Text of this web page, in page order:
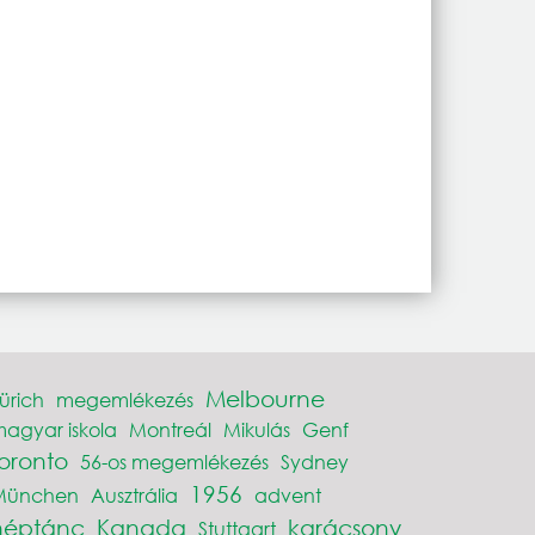
megemlékezés Melbourne
iskola Montreál Mikulás Genf
56-os megemlékezés Sydney
Ausztrália 1956 advent
Kanada Stuttgart karácsony